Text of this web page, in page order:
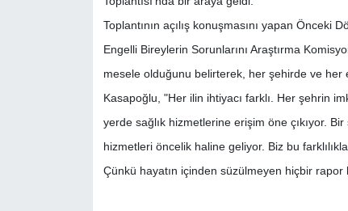
Toplantının açılış konuşmasını yapan
Engelli Bireylerin Sorunlarını Araştırma
mesele olduğunu belirterek, her şehirde ve her
Kasapoğlu, "Her ilin ihtiyacı farklı. Her şehrin
yerde sağlık hizmetlerine erişim öne çıkıyor.
hizmetleri öncelik haline geliyor. Biz bu
Çünkü hayatın içinden süzülmeyen hiçbir rapor